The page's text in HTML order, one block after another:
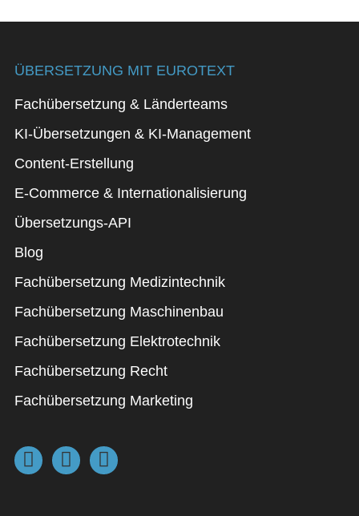
ÜBERSETZUNG MIT EUROTEXT
Fachübersetzung & Länderteams
KI-Übersetzungen & KI-Management
Content-Erstellung
E-Commerce & Internationalisierung
Übersetzungs-API
Blog
Fachübersetzung Medizintechnik
Fachübersetzung Maschinenbau
Fachübersetzung Elektrotechnik
Fachübersetzung Recht
Fachübersetzung Marketing